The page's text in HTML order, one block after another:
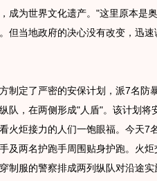
成为世界文化遗产。"这里原本是
但当地政府的决心没有改变，迅
定了严密的安保计划，派7名防
队，在两侧形成"人盾"。该计划将
火炬接力的人们一饱眼福。今天7
及两名护跑手周围贴身护跑。火
制服的警察排成两列纵队对沿途